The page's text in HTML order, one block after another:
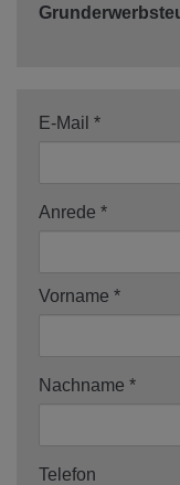
E-Mail
Anrede
Vorname
Nachname
Telefon